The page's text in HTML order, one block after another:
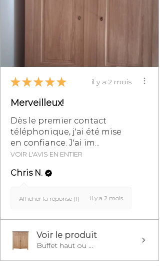
★ ★ ★ ★ ★ il y a 2 mois
Merveilleux!
Dès le premier contact
téléphonique, j'ai été mise
en confiance. J'ai im...
VOIR L'AVIS EN ENTIER
Chris N.
Afficher la réponse (1) il y a 2 mois
Voir le produit
Buffet haut ou ...